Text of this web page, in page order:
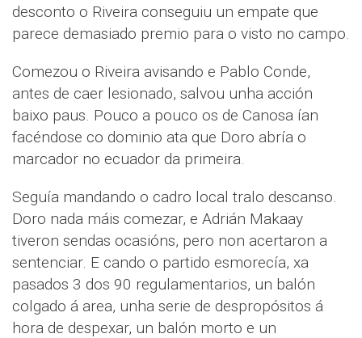
desconto o Riveira conseguiu un empate que
parece demasiado premio para o visto no campo.
Comezou o Riveira avisando e Pablo Conde,
antes de caer lesionado, salvou unha acción
baixo paus. Pouco a pouco os de Canosa ían
facéndose co dominio ata que Doro abría o
marcador no ecuador da primeira.
Seguía mandando o cadro local tralo descanso.
Doro nada máis comezar, e Adrián Makaay
tiveron sendas ocasións, pero non acertaron a
sentenciar. E cando o partido esmorecía, xa
pasados 3 dos 90 regulamentarios, un balón
colgado á area, unha serie de despropósitos á
hora de despexar, un balón morto e un